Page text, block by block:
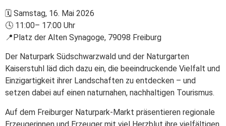
🗓 Samstag, 16. Mai 2026
🕓 11:00– 17:00 Uhr
📍Platz der Alten Synagoge, 79098 Freiburg
Der Naturpark Südschwarzwald und der Naturgarten
Kaiserstuhl läd dich dazu ein, die beeindruckende Vielfalt und
Einzigartigkeit ihrer Landschaften zu entdecken – und
setzen dabei auf einen naturnahen, nachhaltigen Tourismus.
Auf dem Freiburger Naturpark-Markt präsentieren regionale